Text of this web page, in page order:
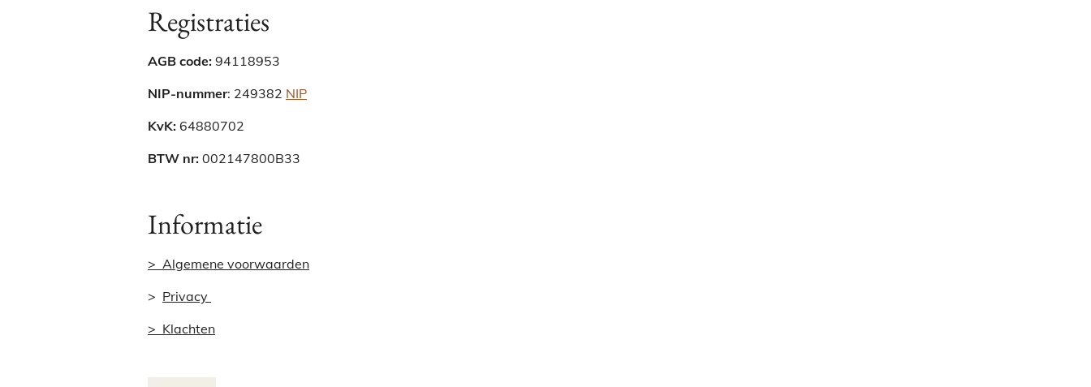
Registraties
AGB code: 94118953
NIP-nummer: 249382 NIP
KvK: 64880702
BTW nr: 002147800B33
Informatie
> Algemene voorwaarden
> Privacy
> Klachten